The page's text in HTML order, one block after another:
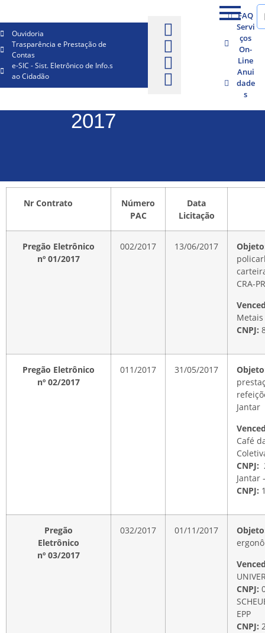
Ouvidoria
Trasparência e Prestação de
Contas
e-SIC - Sist. Eletrônico de Info.s
ao Cidadão
FAQ
Servi
ços
On-
Line
Anui
dade
s
2017
Nr Contrato
Número
PAC
Data
Licitação
Pregão Eletrônico
nº 01/2017
002/2017 13/06/2017
CRA-PR
Metais
CNPJ:
Pregão Eletrônico
nº 02/2017
011/2017 31/05/2017
Jantar
Café
CNPJ:
Jantar
CNPJ:
Pregão
Eletrônico
nº 03/2017
032/2017 01/11/2017
CNPJ:
EPP
CNPJ: